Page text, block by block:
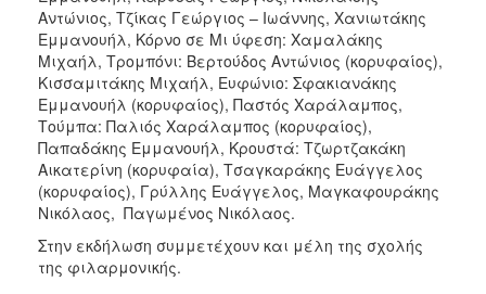
Αντώνιος, Τζίκας Γεώργιος – Ιωάννης, Χανιωτάκης
Εμμανουήλ, Κόρνο σε Μι ύφεση: Χαμαλάκης
Μιχαήλ, Τρομπόνι: Βερτούδος Αντώνιος (κορυφαίος),
Κισσαμιτάκης Μιχαήλ, Ευφώνιο: Σφακιανάκης
Εμμανουήλ (κορυφαίος), Παστός Χαράλαμπος,
Τούμπα: Παλιός Χαράλαμπος (κορυφαίος),
Παπαδάκης Εμμανουήλ, Κρουστά: Τζωρτζακάκη
Αικατερίνη (κορυφαία), Τσαγκαράκης Ευάγγελος
(κορυφαίος), Γρύλλης Ευάγγελος, Μαγκαφουράκης
Νικόλαος, Παγωμένος Νικόλαος.
Στην εκδήλωση συμμετέχουν και μέλη της σχολής
της φιλαρμονικής.